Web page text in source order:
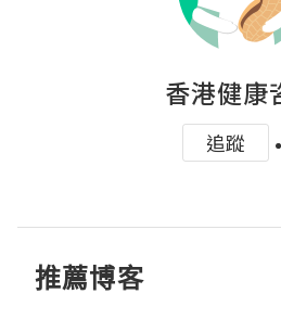
香港健康
追蹤
推薦博客